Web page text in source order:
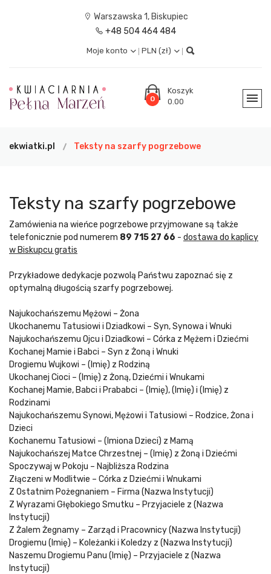
Warszawska 1, Biskupiec
+48 504 464 484
Moje konto PLN (zł)
0
Koszyk
0.00
ekwiatki.pl Teksty na szarfy pogrzebowe
Teksty na szarfy pogrzebowe
Zamówienia na wieńce pogrzebowe przyjmowane są także
telefonicznie pod numerem 89 715 27 66 - dostawa do kaplicy
w Biskupcu gratis
Przykładowe dedykacje pozwolą Państwu zapoznać się z
optymalną długością szarfy pogrzebowej.
Najukochańszemu Mężowi – Żona
Ukochanemu Tatusiowi i Dziadkowi – Syn, Synowa i Wnuki
Najukochańszemu Ojcu i Dziadkowi – Córka z Mężem i Dziećmi
Kochanej Mamie i Babci – Syn z Żoną i Wnuki
Drogiemu Wujkowi – (Imię) z Rodziną
Ukochanej Cioci – (Imię) z Żoną, Dziećmi i Wnukami
Kochanej Mamie, Babci i Prababci – (Imię), (Imię) i (Imię) z
Rodzinami
Najukochańszemu Synowi, Mężowi i Tatusiowi – Rodzice, Żona i
Dzieci
Kochanemu Tatusiowi – (Imiona Dzieci) z Mamą
Najukochańszej Matce Chrzestnej – (Imię) z Żoną i Dziećmi
Spoczywaj w Pokoju – Najbliższa Rodzina
Złączeni w Modlitwie – Córka z Dziećmi i Wnukami
Z Ostatnim Pożegnaniem – Firma (Nazwa Instytucji)
Z Wyrazami Głębokiego Smutku – Przyjaciele z (Nazwa
Instytucji)
Z Żalem Żegnamy – Zarząd i Pracownicy (Nazwa Instytucji)
Drogiemu (Imię) – Koleżanki i Koledzy z (Nazwa Instytucji)
Naszemu Drogiemu Panu (Imię) – Przyjaciele z (Nazwa
Instytucji)